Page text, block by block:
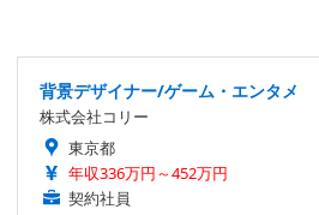
背景デザイナー/ゲーム・エンタメ
株式会社コリー
東京都
年収336万円～452万円
契約社員